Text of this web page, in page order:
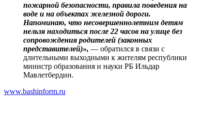
пожарной безопасности, правила поведения на
воде и на объектах железной дороги.
Напоминаю, что несовершеннолетним детям
нельзя находиться после 22 часов на улице без
сопровождения родителей (законных
представителей)», — обратился в связи с
длительными выходными к жителям республики
министр образования и науки РБ Ильдар
Мавлетбердин.
www.bashinform.ru